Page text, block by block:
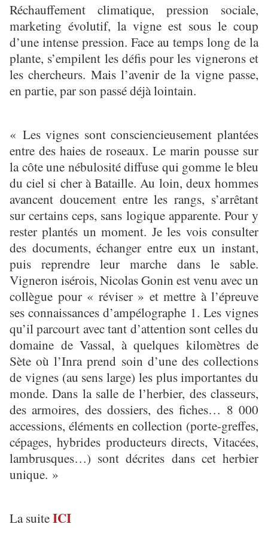
Réchauffement climatique, pression sociale,
marketing évolutif, la vigne est sous le coup
d’une intense pression. Face au temps long de la
plante, s’empilent les défis pour les vignerons et
les chercheurs. Mais l’avenir de la vigne passe,
en partie, par son passé déjà lointain.
« Les vignes sont consciencieusement plantées
entre des haies de roseaux. Le marin pousse sur
la côte une nébulosité diffuse qui gomme le bleu
du ciel si cher à Bataille. Au loin, deux hommes
avancent doucement entre les rangs, s’arrêtant
sur certains ceps, sans logique apparente. Pour y
rester plantés un moment. Je les vois consulter
des documents, échanger entre eux un instant,
puis reprendre leur marche dans le sable.
Vigneron isérois, Nicolas Gonin est venu avec un
collègue pour « réviser » et mettre à l’épreuve
ses connaissances d’ampélographe 1. Les vignes
qu’il parcourt avec tant d’attention sont celles du
domaine de Vassal, à quelques kilomètres de
Sète où l’Inra prend soin d’une des collections
de vignes (au sens large) les plus importantes du
monde. Dans la salle de l’herbier, des classeurs,
des armoires, des dossiers, des fiches… 8 000
accessions, éléments en collection (porte-greffes,
cépages, hybrides producteurs directs, Vitacées,
lambrusques…) sont décrites dans cet herbier
unique. »
La suiteICI